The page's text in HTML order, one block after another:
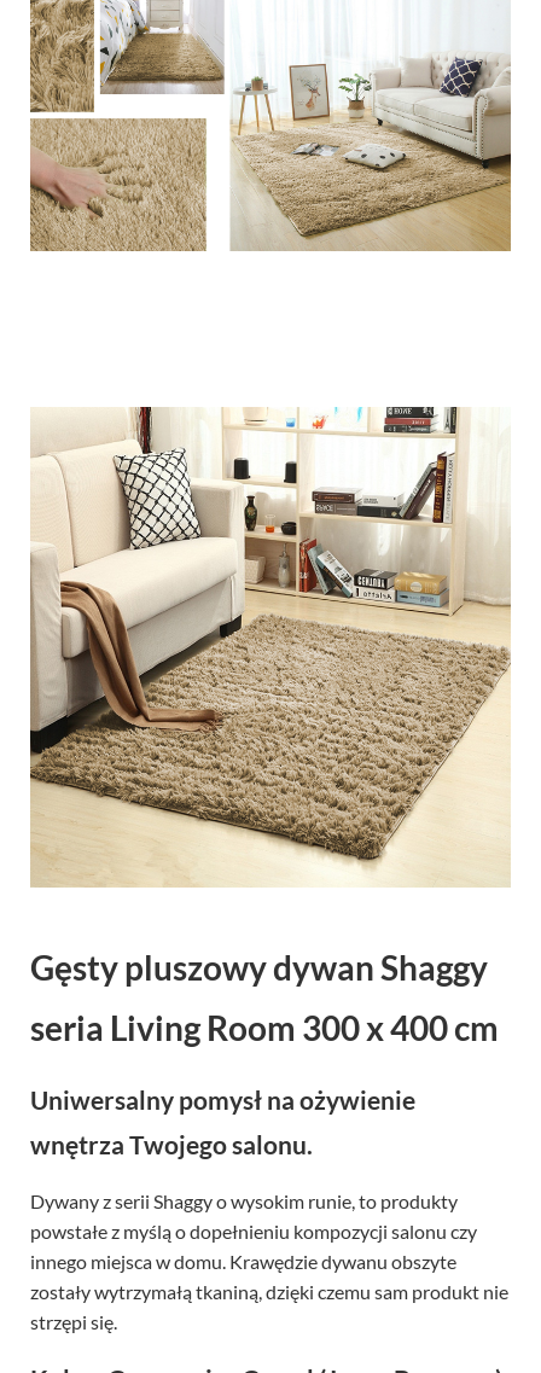
Gęsty pluszowy dywan Shaggy
seria Living Room 300 x 400 cm
Uniwersalny pomysł na ożywienie
wnętrza Twojego salonu.
Dywany z serii Shaggy o wysokim runie, to produkty
powstałe z myślą o dopełnieniu kompozycji salonu czy
innego miejsca w domu. Krawędzie dywanu obszyte
zostały wytrzymałą tkaniną, dzięki czemu sam produkt nie
strzępi się.